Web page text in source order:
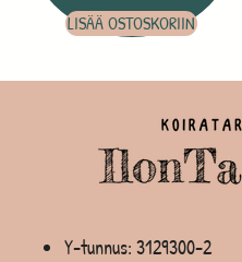
LISÄÄ OSTOSKORIIN
Y-tunnus: 3129300-2